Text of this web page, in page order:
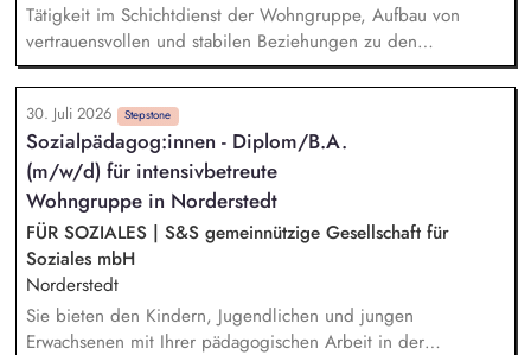
Tätigkeit im Schichtdienst der Wohngruppe, Aufbau von
vertrauensvollen und stabilen Beziehungen zu den
Bewohnenden, Begleitung der Bewohnenden auf dem Weg
in eine eigenverantwortliche Lebensgestaltung, Unterstützung
bei der schulischen und beruflichen Perspektivplanung,
Unterstützung und Beratung in akuten Krisen- und
Belastungssituationen, Begleitung in psychischen und
physischen Gesundheitsfragen, Alltagsgestaltung in der
Gruppe, sowie freizeitpädagogische Angebote,
Fallbesprechungen im Team und Bezugsbetreuer:innen
Tätigkeiten, Dokumentation und Berichtswesen
30. Juli 2026 Stepstone
Sozialpädagog:innen - Diplom/B.A.
(m/w/d) für intensivbetreute
Wohngruppe in Norderstedt
FÜR SOZIALES | S&S gemeinnützige Gesellschaft für
Soziales mbH
Norderstedt
Sie bieten den Kindern, Jugendlichen und jungen
Erwachsenen mit Ihrer pädagogischen Arbeit in der